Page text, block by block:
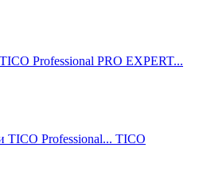
Professional PRO EXPERT...
Professional... TICO